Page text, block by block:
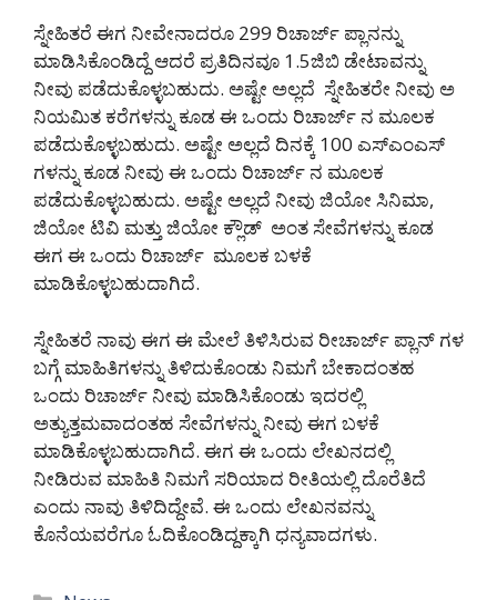
ಸ್ನೇಹಿತರೆ ಈಗ ನೀವೇನಾದರೂ 299 ರಿಚಾರ್ಜ್ ಪ್ಲಾನನ್ನು
ಮಾಡಿಸಿಕೊಂಡಿದ್ದೆ ಆದರೆ ಪ್ರತಿದಿನವೂ 1.5ಜಿಬಿ ಡೇಟಾವನ್ನು
ನೀವು ಪಡೆದುಕೊಳ್ಳಬಹುದು. ಅಷ್ಟೇ ಅಲ್ಲದೆ ಸ್ನೇಹಿತರೇ ನೀವು ಅ
ನಿಯಮಿತ ಕರೆಗಳನ್ನು ಕೂಡ ಈ ಒಂದು ರಿಚಾರ್ಜ್ ನ ಮೂಲಕ
ಪಡೆದುಕೊಳ್ಳಬಹುದು. ಅಷ್ಟೇ ಅಲ್ಲದೆ ದಿನಕ್ಕೆ 100 ಎಸ್ಎಂಎಸ್
ಗಳನ್ನು ಕೂಡ ನೀವು ಈ ಒಂದು ರಿಚಾರ್ಜ್ ನ ಮೂಲಕ
ಪಡೆದುಕೊಳ್ಳಬಹುದು. ಅಷ್ಟೇ ಅಲ್ಲದೆ ನೀವು ಜಿಯೋ ಸಿನಿಮಾ,
ಜಿಯೋ ಟಿವಿ ಮತ್ತು ಜಿಯೋ ಕ್ಲೌಡ್ ಅಂತ ಸೇವೆಗಳನ್ನು ಕೂಡ
ಈಗ ಈ ಒಂದು ರಿಚಾರ್ಜ್ ಮೂಲಕ ಬಳಕೆ
ಮಾಡಿಕೊಳ್ಳಬಹುದಾಗಿದೆ.
ಸ್ನೇಹಿತರೆ ನಾವು ಈಗ ಈ ಮೇಲೆ ತಿಳಿಸಿರುವ ರೀಚಾರ್ಜ್ ಪ್ಲಾನ್ ಗಳ
ಬಗ್ಗೆ ಮಾಹಿತಿಗಳನ್ನು ತಿಳಿದುಕೊಂಡು ನಿಮಗೆ ಬೇಕಾದಂತಹ
ಒಂದು ರಿಚಾರ್ಜ್ ನೀವು ಮಾಡಿಸಿಕೊಂಡು ಇದರಲ್ಲಿ
ಅತ್ಯುತ್ತಮವಾದಂತಹ ಸೇವೆಗಳನ್ನು ನೀವು ಈಗ ಬಳಕೆ
ಮಾಡಿಕೊಳ್ಳಬಹುದಾಗಿದೆ. ಈಗ ಈ ಒಂದು ಲೇಖನದಲ್ಲಿ
ನೀಡಿರುವ ಮಾಹಿತಿ ನಿಮಗೆ ಸರಿಯಾದ ರೀತಿಯಲ್ಲಿ ದೊರೆತಿದೆ
ಎಂದು ನಾವು ತಿಳಿದಿದ್ದೇವೆ. ಈ ಒಂದು ಲೇಖನವನ್ನು
ಕೊನೆಯವರೆಗೂ ಓದಿಕೊಂಡಿದ್ದಕ್ಕಾಗಿ ಧನ್ಯವಾದಗಳು.